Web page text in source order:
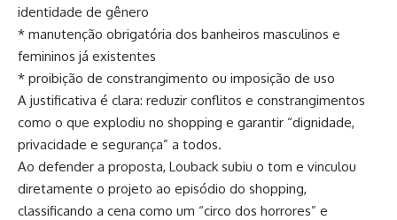
identidade de gênero
* manutenção obrigatória dos banheiros masculinos e
femininos já existentes
* proibição de constrangimento ou imposição de uso
A justificativa é clara: reduzir conflitos e constrangimentos
como o que explodiu no shopping e garantir “dignidade,
privacidade e segurança” a todos.
Ao defender a proposta, Louback subiu o tom e vinculou
diretamente o projeto ao episódio do shopping,
classificando a cena como um “circo dos horrores” e